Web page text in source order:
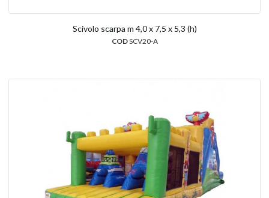
Scivolo scarpa m 4,0 x 7,5 x 5,3 (h)
CODSCV20-A